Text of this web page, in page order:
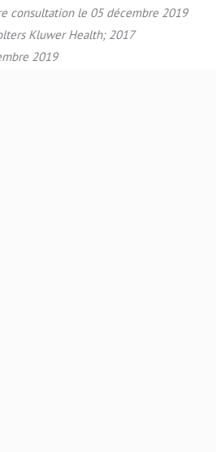
consultation le 05 décembre 2019
Kluwer Health; 2017
2019